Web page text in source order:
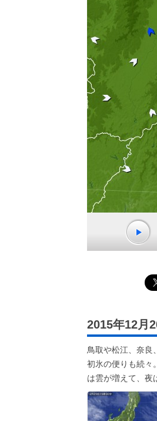
2015年12月
鳥取や松江、奈良
初氷の便りも続々
は雲が増えて、夜